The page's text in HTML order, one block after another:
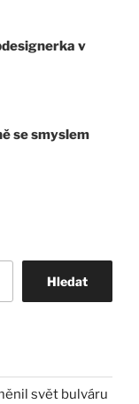
v
se smyslem
Hledat
svět bulváru